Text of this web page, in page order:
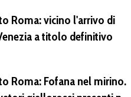
Roma: vicino l'arrivo di
a titolo definitivo
Roma: Fofana nel mirino.